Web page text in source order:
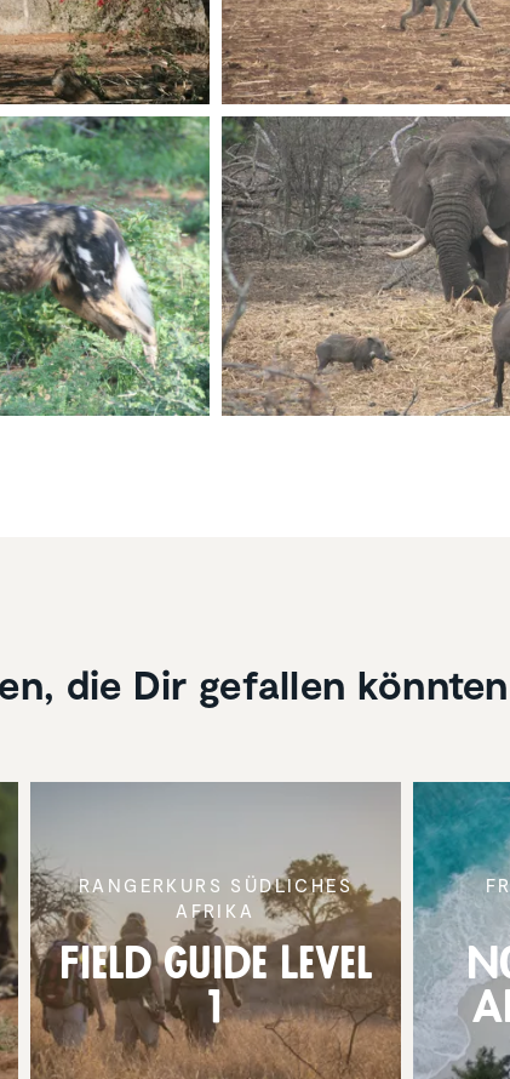
die Dir gefallen könnten
RANGER­KURS SÜDLICHES
AFRIKA
Field Guide Level
1